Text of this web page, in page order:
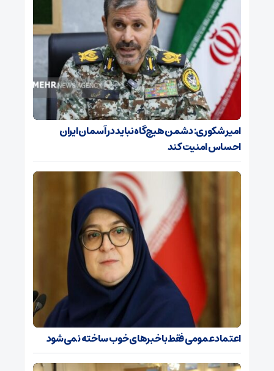
امیر شکوری: دشمن هیچ‌گاه نباید در آسمان ایران
احساس امنیت کند
اعتماد عمومی فقط با خبرهای خوب ساخته نمی‌شود